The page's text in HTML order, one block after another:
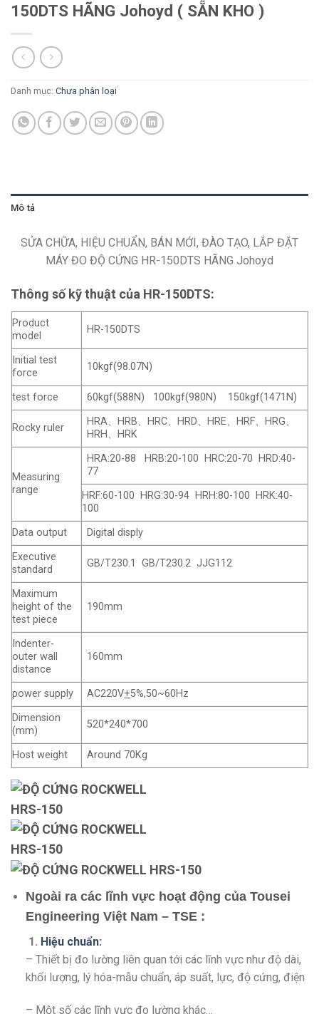
150DTS HÃNG Johoyd ( SẴN KHO )
Danh mục: Chưa phân loại
Mô tả
SỬA CHỮA, HIỆU CHUẨN, BÁN MỚI, ĐÀO TẠO, LẮP ĐẶT
MÁY ĐO ĐỘ CỨNG HR-150DTS HÃNG Johoyd
Thông số kỹ thuật của HR-150DTS:
Product
model
HR-150DTS
Initial test
force
10kgf(98.07N)
test force 60kgf(588N) 100kgf(980N) 150kgf(1471N)
Rocky ruler
HRA、HRB、HRC、HRD、HRE、HRF、HRG、
HRH、HRK
Measuring
range
HRA:20-88 HRB:20-100 HRC:20-70 HRD:40-
77
HRF:60-100 HRG:30-94 HRH:80-100 HRK:40-
100
Data output
Digital disply
Executive
standard
GB/T230.1 GB/T230.2 JJG112
Maximum
height of the
test piece
190mm
Indenter-
outer wall
distance
160mm
power supply AC220V+5%,50~60Hz
Dimension
(mm)
520*240*700
Host weight Around 70Kg
Ngoài ra các lĩnh vực hoạt động của Tousei
Engineering Việt Nam – TSE :
1. Hiệu chuẩn:
– Thiết bị đo lường liên quan tới các lĩnh vực như độ dài,
khối lượng, lý hóa-mẫu chuẩn, áp suất, lực, độ cứng, điện
– Một số các lĩnh vực đo lường khác…